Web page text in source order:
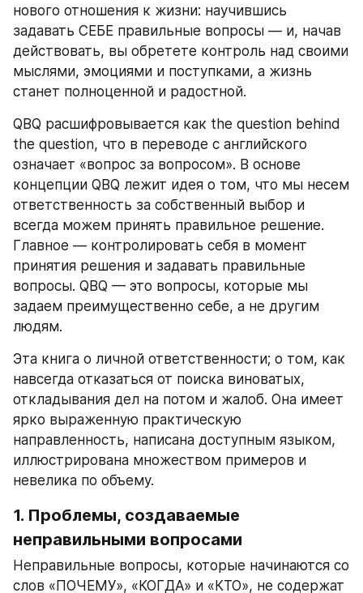
нового отношения к жизни: научившись
задавать СЕБЕ правильные вопросы — и, начав
действовать, вы обретете контроль над своими
мыслями, эмоциями и поступками, а жизнь
станет полноценной и радостной.
QBQ расшифровывается как the question behind
the question, что в переводе с английского
означает «вопрос за вопросом». В основе
концепции QBQ лежит идея о том, что мы несем
ответственность за собственный выбор и
всегда можем принять правильное решение.
Главное — контролировать себя в момент
принятия решения и задавать правильные
вопросы. QBQ — это вопросы, которые мы
задаем преимущественно себе, а не другим
людям.
Эта книга о личной ответственности; о том, как
навсегда отказаться от поиска виноватых,
откладывания дел на потом и жалоб. Она имеет
ярко выраженную практическую
направленность, написана доступным языком,
иллюстрирована множеством примеров и
невелика по объему.
1. Проблемы, создаваемые
неправильными вопросами
Неправильные вопросы, которые начинаются со
слов «ПОЧЕМУ», «КОГДА» и «КТО», не содержат